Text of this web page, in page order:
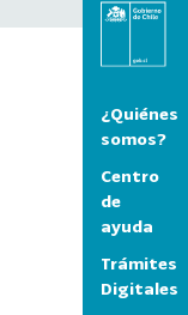
¿Quiénes
somos?
Centro
de
ayuda
Trámites
Digitales